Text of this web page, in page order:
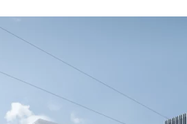
manipulują cenami nad